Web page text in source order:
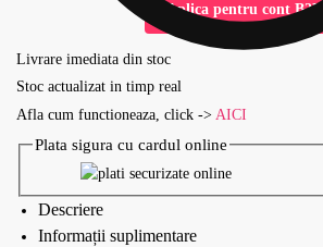
Aplica pentru cont B2B
Livrare imediata din stoc
Stoc actualizat in timp real
Afla cum functioneaza, click -> AICI
Plata sigura cu cardul online
Descriere
Informații suplimentare